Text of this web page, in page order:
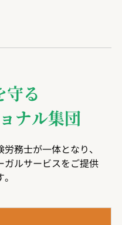
守る
ナル集団
務士が一体となり、
ガルサービスをご提供